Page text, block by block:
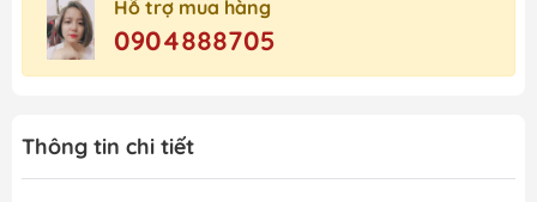
Hỗ trợ mua hàng
0904888705
Thông tin chi tiết